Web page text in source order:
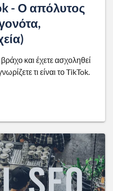
- Ο απόλυτος
και έχετε ασχοληθεί
τι είναι το TikTok.